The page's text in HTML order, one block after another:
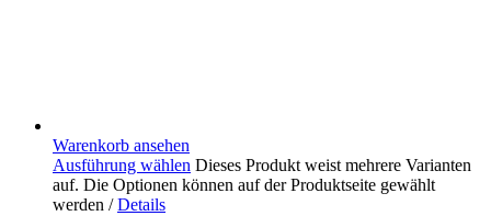
Warenkorb ansehen
Ausführung wählen Dieses Produkt weist mehrere Varianten
auf. Die Optionen können auf der Produktseite gewählt
werden / Details